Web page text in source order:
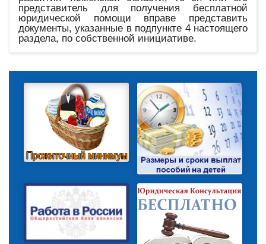
представитель для получения бесплатной
юридической помощи вправе представить
документы, указанные в подпункте 4 настоящего
раздела, по собственной инициативе.